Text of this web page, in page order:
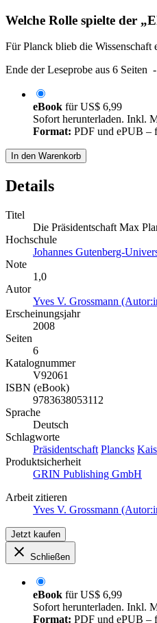
Welche Rolle spielte der
Für Planck blieb die Wissenschaft
Ende der Leseprobe aus 6 Seiten -
eBook fürUS$ 6,99
Sofort herunterladen. Inkl.
Format: PDF und ePUB –
In den Warenkorb
Details
Titel
Die Präsidentschaft Max
Hochschule
Johannes Gutenberg-
Note
1,0
Autor
Yves V. Grossmann
Erscheinungsjahr
2008
Seiten
6
Katalognummer
V92061
ISBN (eBook)
9783638053112
Sprache
Deutsch
Schlagworte
Präsidentschaft Plancks
Produktsicherheit
GRIN Publishing GmbH
Arbeit zitieren
Yves V. Grossmann
Jetzt kaufen
Schließen
eBook fürUS$ 6,99
Sofort herunterladen. Inkl.
Format: PDF und ePUB –